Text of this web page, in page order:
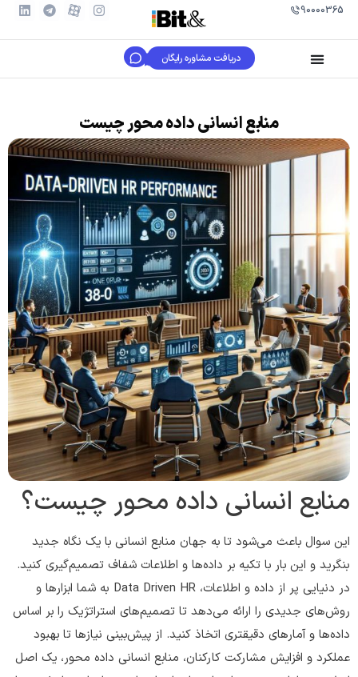
90000365
دریافت مشاوره رایگان
منابع انسانی داده محور چیست
منابع انسانی داده محور چیست؟
این سوال باعث می‌شود تا به جهان منابع انسانی با یک نگاه جدید
بنگرید و این بار با تکیه بر داده‌ها و اطلاعات شفاف تصمیم‌گیری کنید.
در دنیایی پر از داده و اطلاعات، Data Driven HR به شما ابزارها و
روش‌های جدیدی را ارائه می‌دهد تا تصمیم‌های استراتژیک را بر اساس
داده‌ها و آمارهای دقیقتری اتخاذ کنید. از پیش‌بینی نیازها تا بهبود
عملکرد و افزایش مشارکت کارکنان، منابع انسانی داده محور، یک اصل